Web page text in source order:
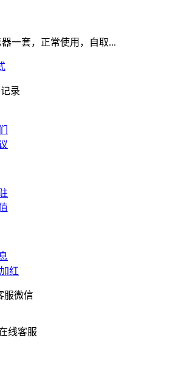
一套，正常使用，自取...
录
红
服微信